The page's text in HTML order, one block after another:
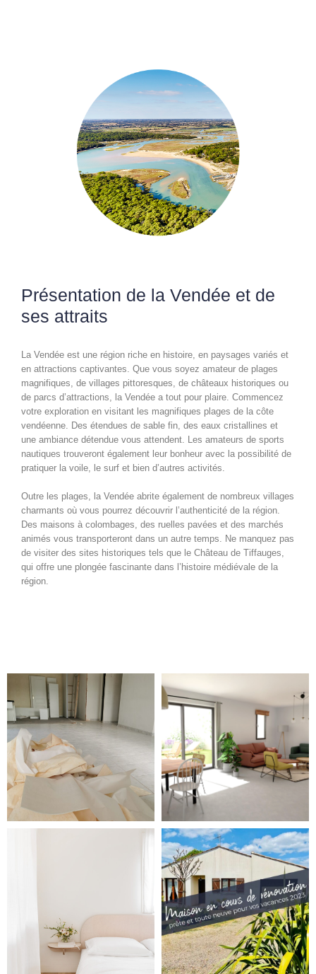
Présentation de la Vendée et de
ses attraits
La Vendée est une région riche en histoire, en paysages variés et
en attractions captivantes. Que vous soyez amateur de plages
magnifiques, de villages pittoresques, de châteaux historiques ou
de parcs d’attractions, la Vendée a tout pour plaire. Commencez
votre exploration en visitant les magnifiques plages de la côte
vendéenne. Des étendues de sable fin, des eaux cristallines et
une ambiance détendue vous attendent. Les amateurs de sports
nautiques trouveront également leur bonheur avec la possibilité de
pratiquer la voile, le surf et bien d’autres activités.
Outre les plages, la Vendée abrite également de nombreux villages
charmants où vous pourrez découvrir l’authenticité de la région.
Des maisons à colombages, des ruelles pavées et des marchés
animés vous transporteront dans un autre temps. Ne manquez pas
de visiter des sites historiques tels que le Château de Tiffauges,
qui offre une plongée fascinante dans l’histoire médiévale de la
région.